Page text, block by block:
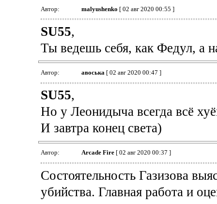
Автор: malyushenko [ 02 авг 2020 00:55 ]
SU55,
Ты ведешь себя, как Федул, а
Автор: авоська [ 02 авг 2020 00:47 ]
SU55,
Но у Леонидыча всегда всё
И завтра конец света)
Автор: Arcade Fire[ 02 авг 2020 00:37 ]
Состоятельность Газизова
убийства. Главная работа и